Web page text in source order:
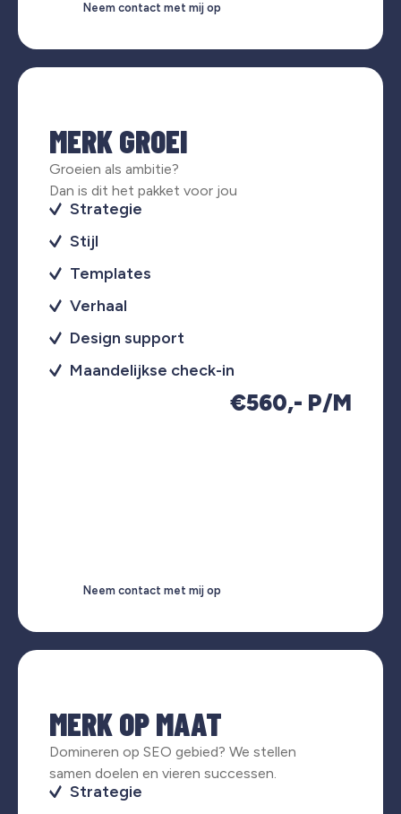
Neem contact met mij op
MERK GROEI
Groeien als ambitie?
Dan is dit het pakket voor jou
Strategie
Stijl
Templates
Verhaal
Design support
Maandelijkse check-in
€560,- P/M
Neem contact met mij op
MERK OP MAAT
Domineren op SEO gebied? We stellen
samen doelen en vieren successen.
Strategie